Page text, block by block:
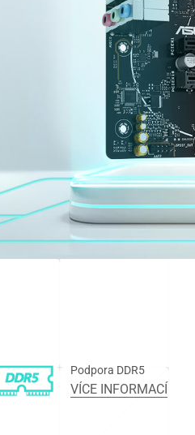
Podpora DDR5
VÍCE INFORMACÍ